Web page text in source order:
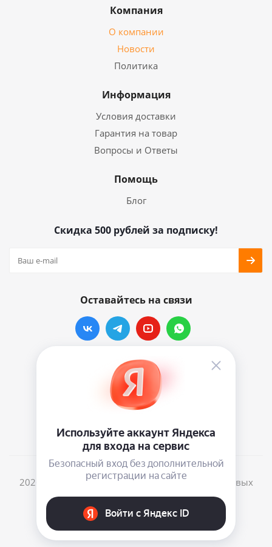
Компания
О компании
Новости
Политика
Информация
Условия доставки
Гарантия на товар
Вопросы и Ответы
Помощь
Блог
Скидка 500 рублей за подписку!
Оставайтесь на связи
Наши контакты
info@vinylmarkt.ru
2026 © Винилмаркт - интернет-магазин виниловых
пластинок